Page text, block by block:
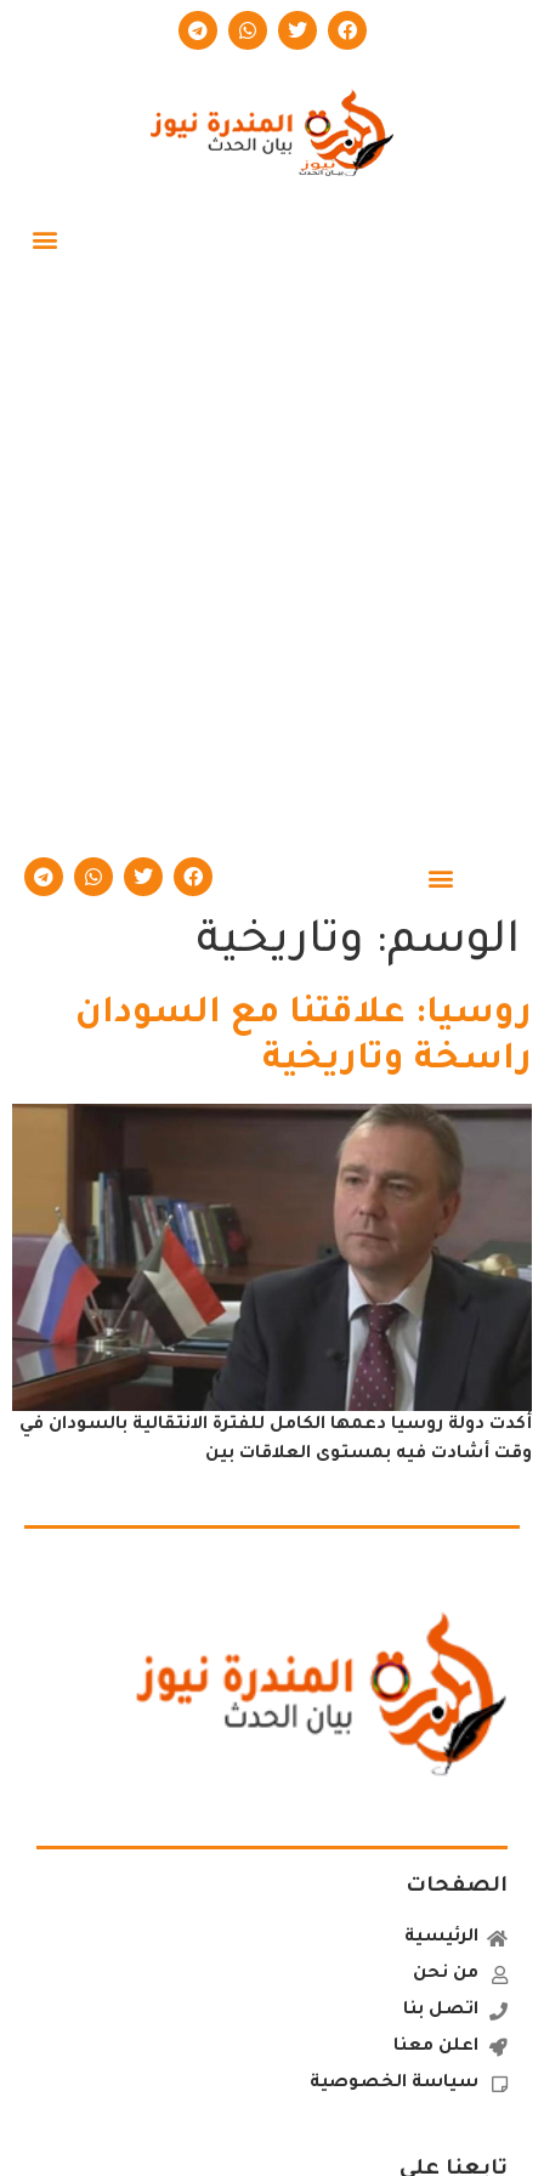
الوسم: وتاريخية
روسيا: علاقتنا مع السودان
راسخة وتاريخية
أكدت دولة روسيا دعمها الكامل للفترة الانتقالية بالسودان في
وقت أشادت فيه بمستوى العلاقات بين
الصفحات
الرئيسية
من نحن
اتصل بنا
اعلن معنا
سياسة الخصوصية
تابعنا علي